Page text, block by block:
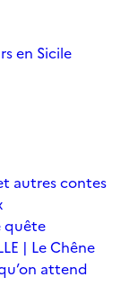
en Sicile
autres contes
quête
| Le Chêne
attend